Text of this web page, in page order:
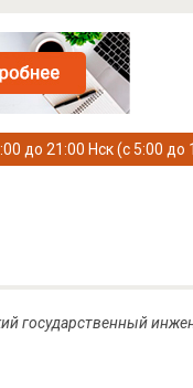
до 21:00 Нск (с 5:00 до
государственный